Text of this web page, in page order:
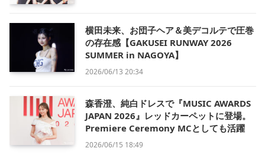
横田未来、お団子ヘア＆美デコルテで圧巻
の存在感【GAKUSEI RUNWAY 2026
SUMMER in NAGOYA】
2026/06/13 20:34
森香澄、純白ドレスで『MUSIC AWARDS
JAPAN 2026』レッドカーペットに登場。
Premiere Ceremony MCとしても活躍
2026/06/15 18:49